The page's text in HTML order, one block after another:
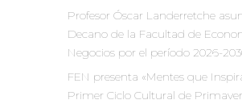
Profesor Óscar Landerretche
Decano de la Facultad de
Negocios por el período 2026-
FEN presenta «Mentes que
Primer Ciclo Cultural de